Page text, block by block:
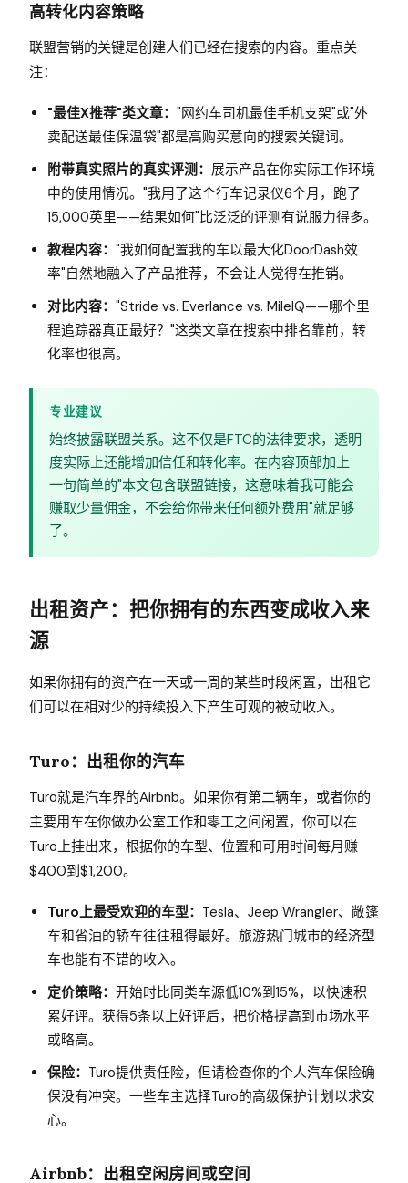
高转化内容策略
联盟营销的关键是创建人们已经在搜索的内容。重点关
注：
"最佳X推荐"类文章： "网约车司机最佳手机支架"或"外
卖配送最佳保温袋"都是高购买意向的搜索关键词。
附带真实照片的真实评测： 展示产品在你实际工作环境
中的使用情况。"我用了这个行车记录仪6个月，跑了
15,000英里——结果如何"比泛泛的评测有说服力得多。
教程内容： "我如何配置我的车以最大化DoorDash效
率"自然地融入了产品推荐，不会让人觉得在推销。
对比内容： "Stride vs. Everlance vs. MileIQ——哪个里
程追踪器真正最好？"这类文章在搜索中排名靠前，转
化率也很高。
专业建议
始终披露联盟关系。这不仅是FTC的法律要求，透明
度实际上还能增加信任和转化率。在内容顶部加上
一句简单的"本文包含联盟链接，这意味着我可能会
赚取少量佣金，不会给你带来任何额外费用"就足够
了。
出租资产：把你拥有的东西变成收入来
源
如果你拥有的资产在一天或一周的某些时段闲置，出租它
们可以在相对少的持续投入下产生可观的被动收入。
Turo：出租你的汽车
Turo就是汽车界的Airbnb。如果你有第二辆车，或者你的
主要用车在你做办公室工作和零工之间闲置，你可以在
Turo上挂出来，根据你的车型、位置和可用时间每月赚
$400到$1,200。
Turo上最受欢迎的车型： Tesla、Jeep Wrangler、敞篷
车和省油的轿车往往租得最好。旅游热门城市的经济型
车也能有不错的收入。
定价策略： 开始时比同类车源低10%到15%，以快速积
累好评。获得5条以上好评后，把价格提高到市场水平
或略高。
保险： Turo提供责任险，但请检查你的个人汽车保险确
保没有冲突。一些车主选择Turo的高级保护计划以求安
心。
Airbnb：出租空闲房间或空间